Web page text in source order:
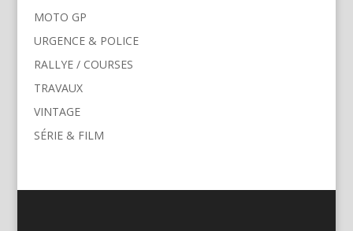
MOTO GP
URGENCE & POLICE
RALLYE / COURSES
TRAVAUX
VINTAGE
SÉRIE & FILM